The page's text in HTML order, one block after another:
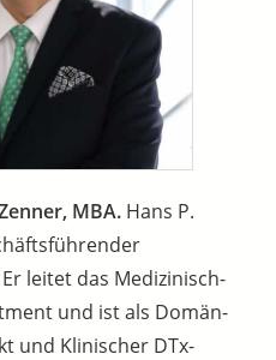
MBA. Hans P.
leitet das Medizinisch-
und ist als Domän-
und Klinischer DTx-